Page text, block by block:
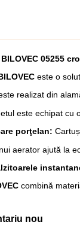
05255
este o
realizat din
este echipat cu
porţelan:
aerator ajută la
combină
nou